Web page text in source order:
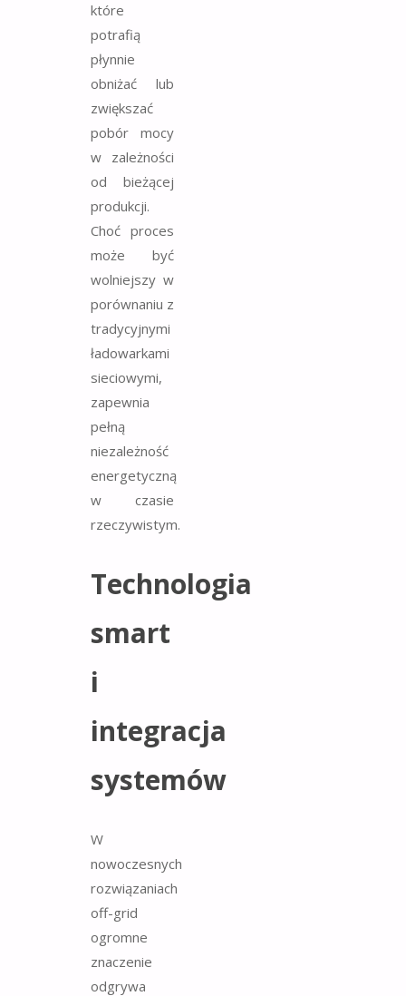
które
potrafią
płynnie
obniżać lub
zwiększać
pobór mocy
w zależności
od bieżącej
produkcji.
Choć proces
może być
wolniejszy w
porównaniu z
tradycyjnymi
ładowarkami
sieciowymi,
zapewnia
pełną
niezależność
energetyczną
w czasie
rzeczywistym.
Technologia
smart
i
integracja
systemów
W
nowoczesnych
rozwiązaniach
off-grid
ogromne
znaczenie
odgrywa